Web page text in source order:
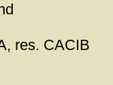
res. CACIB